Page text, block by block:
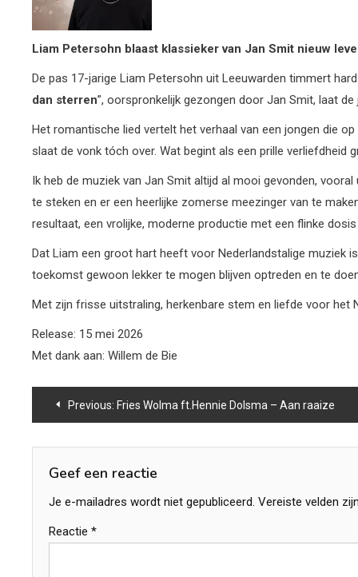
Liam Petersohn blaast klassiekervan Jan Smit nieuw
De pas 17-jarige Liam Petersohn uit Leeuwarden timmert
dan sterren”, oorspronkelijk gezongen door Jan Smit, laat
Het romantische lied vertelt het verhaal van een jongen die
slaat de vonk tóch over. Wat begint als een prille verliefdheid
Ik heb de muziek van Jan Smit altijd al mooi gevonden,
te steken en er een heerlijke zomerse meezinger van te
resultaat, een vrolijke, moderne productie met een flinke
Dat Liam een groot hart heeft voor Nederlandstalige muziek
toekomst gewoon lekker te mogen blijven optreden en te
Met zijn frisse uitstraling, herkenbare stem en liefde voor het
Release: 15 mei 2026
Met dank aan: Willem de Bie
Bericht
navigatie
Previous: Fries Wolma ft.Hennie Dolsma – Aan raaize
Geef een reactie
Je e-mailadres wordt niet gepubliceerd. Vereiste velden
Reactie *